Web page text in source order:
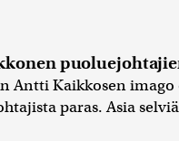
Antti Kaikkosen
paras. Asia